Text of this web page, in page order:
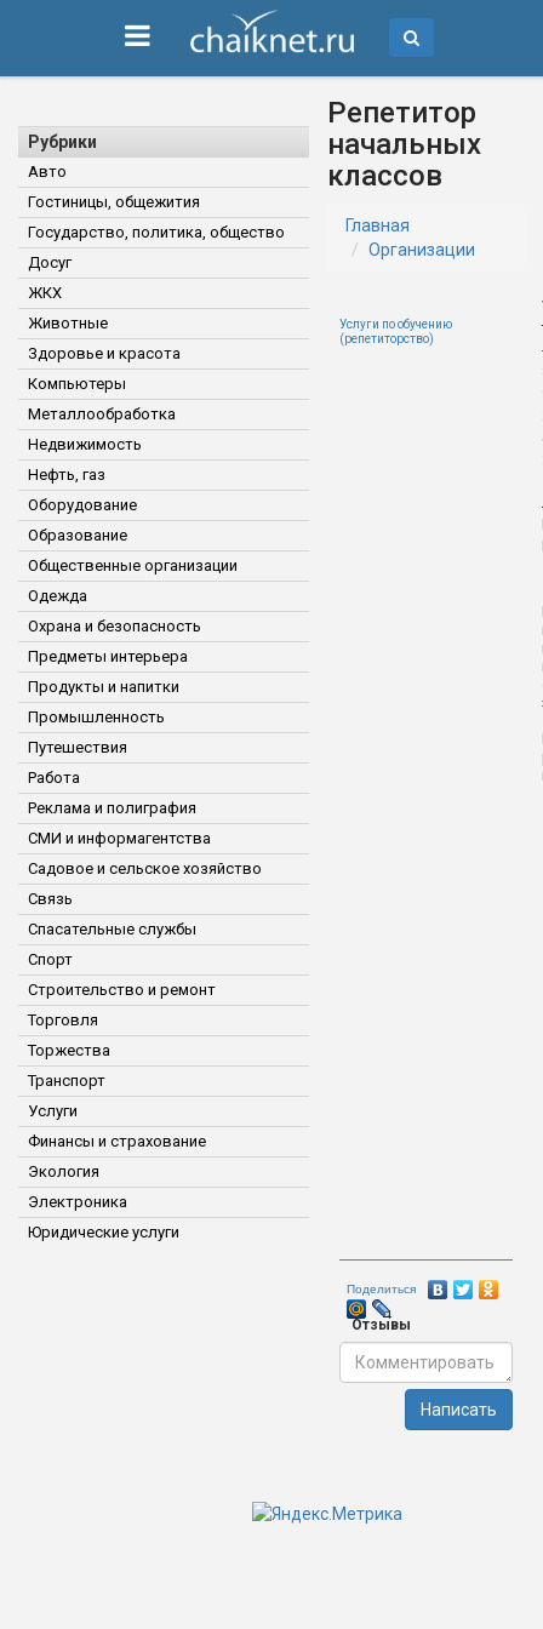
Рубрики
Авто
Гостиницы, общежития
Государство, политика, общество
Досуг
ЖКХ
Животные
Здоровье и красота
Компьютеры
Металлообработка
Недвижимость
Нефть, газ
Оборудование
Образование
Общественные организации
Одежда
Охрана и безопасность
Предметы интерьера
Продукты и напитки
Промышленность
Путешествия
Работа
Реклама и полиграфия
СМИ и информагентства
Садовое и сельское хозяйство
Связь
Спасательные службы
Спорт
Строительство и ремонт
Торговля
Торжества
Транспорт
Услуги
Финансы и страхование
Экология
Электроника
Юридические услуги
Репетитор
начальных
классов
Главная
Организации
Услуги по обучению
(репетиторство)
Поделиться
Отзывы
Написать